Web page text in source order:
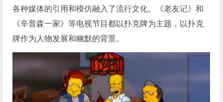
各种媒体的引用和模仿融入了流行文化。《老友记》和
《辛普森一家》等电视节目都以扑克牌为主题，以扑克
牌作为人物发展和幽默的背景。